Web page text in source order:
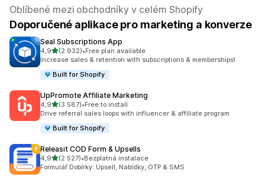
Oblíbené mezi obchodníky v celém Shopify
Doporučené aplikace pro marketing a konverze
Seal Subscriptions App
4,9z 5 hvězd
(2 932)
Celkový počet recenzí: 2932
•Free plan available
Increase sales & retention with subscriptions & memberships!
Built for Shopify
UpPromote Affiliate Marketing
4,9z 5 hvězd
(3 587)
Celkový počet recenzí: 3587
•Free to install
Drive referral sales loops with influencer & affiliate program
Built for Shopify
Releasit COD Form & Upsells
4,9z 5 hvězd
(2 527)
Celkový počet recenzí: 2527
•Bezplatná instalace
Formulář Dobírky: Upsell, Nabídky, OTP & SMS